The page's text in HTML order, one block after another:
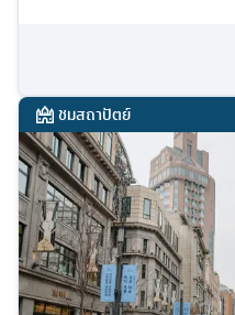
ชมสถาปัตย์